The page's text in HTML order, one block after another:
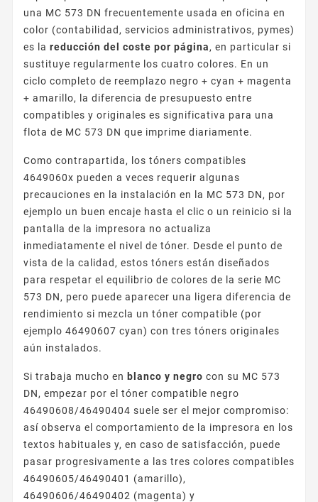
una MC 573 DN frecuentemente usada en oficina en
color (contabilidad, servicios administrativos, pymes)
es la reducción del coste por página, en particular si
sustituye regularmente los cuatro colores. En un
ciclo completo de reemplazo negro + cyan + magenta
+ amarillo, la diferencia de presupuesto entre
compatibles y originales es significativa para una
flota de MC 573 DN que imprime diariamente.
Como contrapartida, los tóners compatibles
4649060x pueden a veces requerir algunas
precauciones en la instalación en la MC 573 DN, por
ejemplo un buen encaje hasta el clic o un reinicio si la
pantalla de la impresora no actualiza
inmediatamente el nivel de tóner. Desde el punto de
vista de la calidad, estos tóners están diseñados
para respetar el equilibrio de colores de la serie MC
573 DN, pero puede aparecer una ligera diferencia de
rendimiento si mezcla un tóner compatible (por
ejemplo 46490607 cyan) con tres tóners originales
aún instalados.
Si trabaja mucho en blanco y negro con su MC 573
DN, empezar por el tóner compatible negro
46490608/46490404 suele ser el mejor compromiso:
así observa el comportamiento de la impresora en los
textos habituales y, en caso de satisfacción, puede
pasar progresivamente a las tres colores compatibles
46490605/46490401 (amarillo),
46490606/46490402 (magenta) y